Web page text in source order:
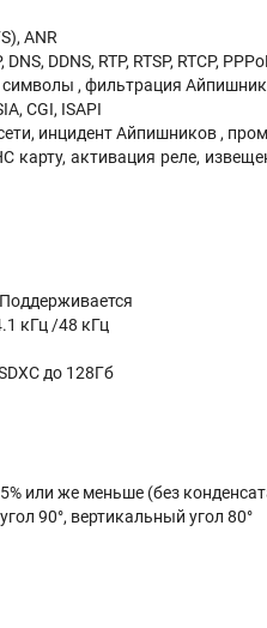
ANR
DDNS, RTP, RTSP, RTCP,
, фильтрация
CGI, ISAPI
инцидент Айпишников ,
карту, активация реле,
кГц /48 кГц
до 128Гб
или же меньше (без
90°, вертикальный угол 80°